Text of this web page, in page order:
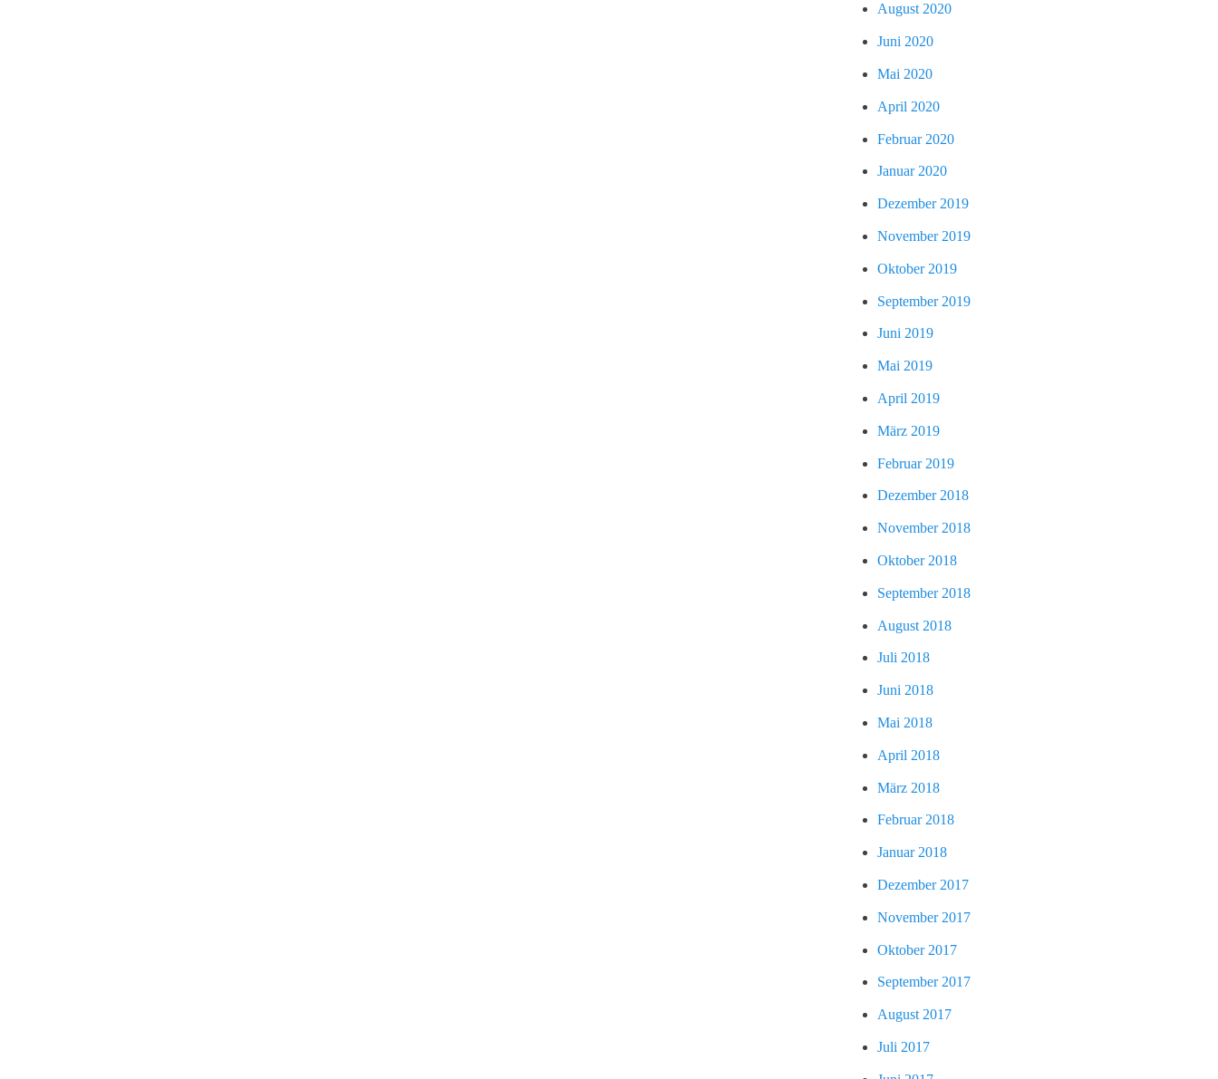
August 2020
Juni 2020
Mai 2020
April 2020
Februar 2020
Januar 2020
Dezember 2019
November 2019
Oktober 2019
September 2019
Juni 2019
Mai 2019
April 2019
März 2019
Februar 2019
Dezember 2018
November 2018
Oktober 2018
September 2018
August 2018
Juli 2018
Juni 2018
Mai 2018
April 2018
März 2018
Februar 2018
Januar 2018
Dezember 2017
November 2017
Oktober 2017
September 2017
August 2017
Juli 2017